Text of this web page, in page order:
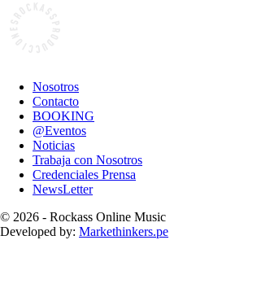
Nosotros
Contacto
BOOKING
@Eventos
Noticias
Trabaja con Nosotros
Credenciales Prensa
NewsLetter
© 2026 - Rockass Online Music
Developed by: Markethinkers.pe